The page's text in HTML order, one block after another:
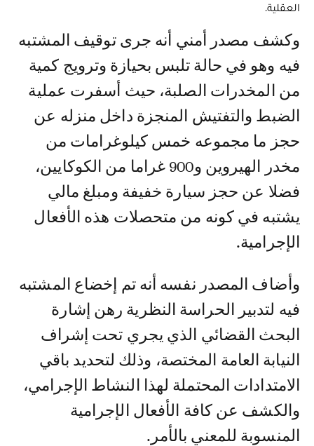
العقلية.
وكشف مصدر أمني أنه جرى توقيف المشتبه
فيه وهو في حالة تلبس بحيازة وترويج كمية
من المخدرات الصلبة، حيث أسفرت عملية
الضبط والتفتيش المنجزة داخل منزله عن
حجز ما مجموعه خمس كيلوغرامات من
مخدر الهيروين و900 غراما من الكوكايين،
فضلا عن حجز سيارة خفيفة ومبلغ مالي
يشتبه في كونه من متحصلات هذه الأفعال
الإجرامية.
وأضاف المصدر نفسه أنه تم إخضاع المشتبه
فيه لتدبير الحراسة النظرية رهن إشارة
البحث القضائي الذي يجري تحت إشراف
النيابة العامة المختصة، وذلك لتحديد باقي
الامتدادات المحتملة لهذا النشاط الإجرامي،
والكشف عن كافة الأفعال الإجرامية
المنسوبة للمعني بالأمر.